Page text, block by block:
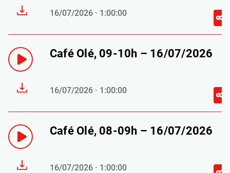
16/07/2026 · 1:00:00
Café Olé, 09-10h – 16/07/2026
16/07/2026 · 1:00:00
Café Olé, 08-09h – 16/07/2026
16/07/2026 · 1:00:00